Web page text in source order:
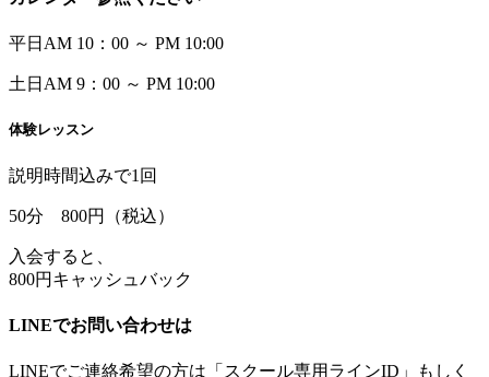
平日 AM 10：00 ～ PM 10:00
土日 AM 9：00 ～ PM 10:00
体験レッスン
説明時間込みで1回
50分 800円（税込）
入会すると、
800円キャッシュバック
LINEでお問い合わせは
LINEでご連絡希望の方は「スクール専用ラインID」もしく